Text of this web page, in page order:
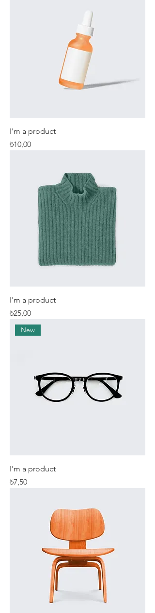
I'm a product
Fiyat
₺10,00
I'm a product
Fiyat
₺25,00
New
I'm a product
Fiyat
₺7,50